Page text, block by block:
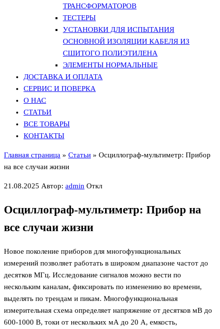
ТРАНСФОРМАТОРОВ
ТЕСТЕРЫ
УСТАНОВКИ ДЛЯ ИСПЫТАНИЯ
ОСНОВНОЙ ИЗОЛЯЦИИ КАБЕЛЯ ИЗ
СШИТОГО ПОЛИЭТИЛЕНА
ЭЛЕМЕНТЫ НОРМАЛЬНЫЕ
ДОСТАВКА И ОПЛАТА
СЕРВИС И ПОВЕРКА
О НАС
СТАТЬИ
ВСЕ ТОВАРЫ
КОНТАКТЫ
Главная страница » Статьи » Осциллограф-мультиметр: Прибор
на все случаи жизни
21.08.2025 Автор: admin Откл
Осциллограф-мультиметр: Прибор на
все случаи жизни
Новое поколение приборов для многофункциональных
измерений позволяет работать в широком диапазоне частот до
десятков МГц. Исследование сигналов можно вести по
нескольким каналам, фиксировать по изменению во времени,
выделять по трендам и пикам. Многофункциональная
измерительная схема определяет напряжение от десятков мВ до
600-1000 В, токи от нескольких мА до 20 А, емкость,